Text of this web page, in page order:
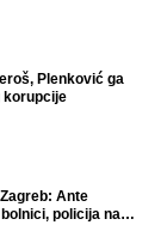
Plenković ga
korupcije
Ante
policija na